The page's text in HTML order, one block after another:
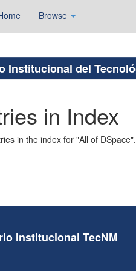
Browse
Institucional del
in Index
in the index for "All of DSpace".
Institucional TecNM